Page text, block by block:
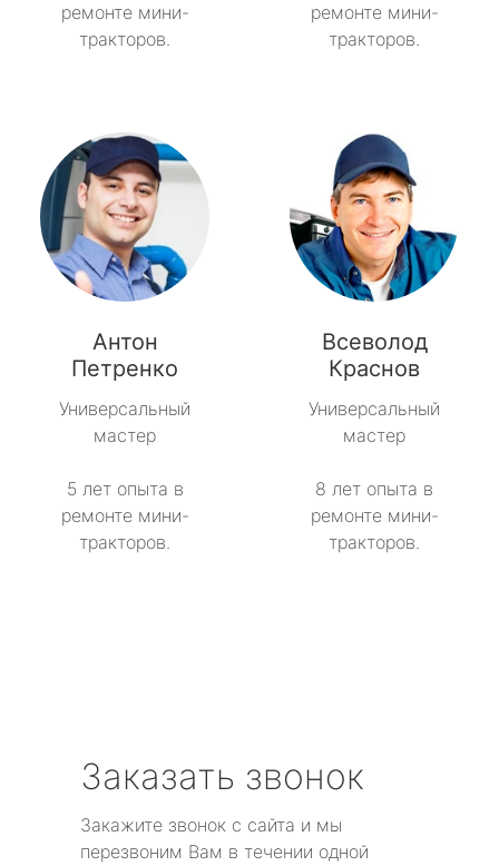
ремонте мини-
тракторов.
ремонте мини-
тракторов.
Антон
Петренко
Универсальный
мастер
5 лет опыта в
ремонте мини-
тракторов.
Всеволод
Краснов
Универсальный
мастер
8 лет опыта в
ремонте мини-
тракторов.
Заказать звонок
Закажите звонок с сайта и мы
перезвоним Вам в течении одной